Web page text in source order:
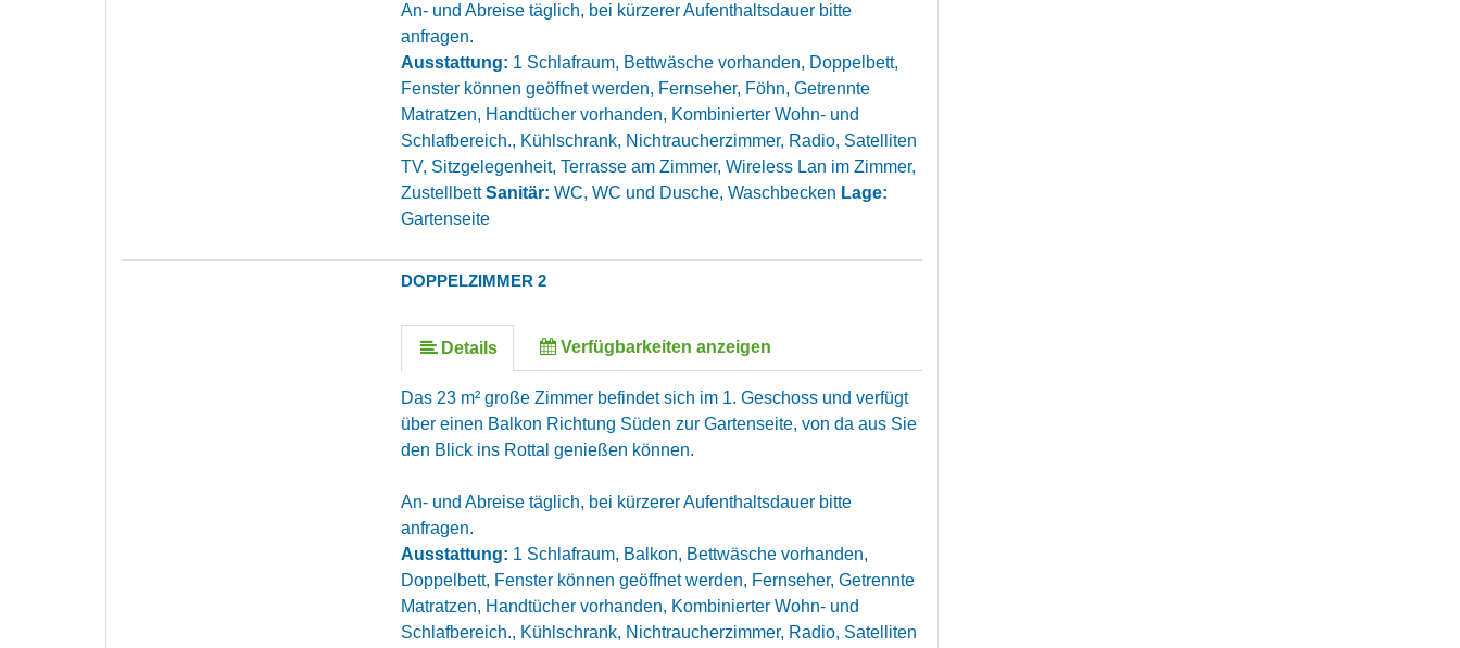
An- und Abreise täglich, bei kürzerer Aufenthaltsdauer bitte
anfragen.
Ausstattung: 1 Schlafraum, Bettwäsche vorhanden, Doppelbett,
Fenster können geöffnet werden, Fernseher, Föhn, Getrennte
Matratzen, Handtücher vorhanden, Kombinierter Wohn- und
Schlafbereich., Kühlschrank, Nichtraucherzimmer, Radio, Satelliten
TV, Sitzgelegenheit, Terrasse am Zimmer, Wireless Lan im Zimmer,
ZustellbettSanitär:WC, WC und Dusche, Waschbecken Lage:
Gartenseite
DOPPELZIMMER 2
Details Verfügbarkeiten anzeigen
Das 23 m² große Zimmer befindet sich im 1. Geschoss und verfügt
über einen Balkon Richtung Süden zur Gartenseite, von da aus Sie
den Blick ins Rottal genießen können.
An- und Abreise täglich, bei kürzerer Aufenthaltsdauer bitte
anfragen.
Ausstattung: 1 Schlafraum, Balkon, Bettwäsche vorhanden,
Doppelbett, Fenster können geöffnet werden, Fernseher, Getrennte
Matratzen, Handtücher vorhanden, Kombinierter Wohn- und
Schlafbereich., Kühlschrank, Nichtraucherzimmer, Radio, Satelliten